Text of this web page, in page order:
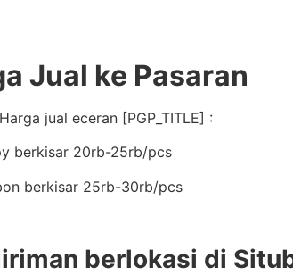
Jual ke Pasaran
jual eceran [PGP_TITLE] :
berkisar 20rb-25rb/pcs
berkisar 25rb-30rb/pcs
berlokasi di